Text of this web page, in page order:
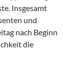
Insgesamt
und
nach Beginn
die